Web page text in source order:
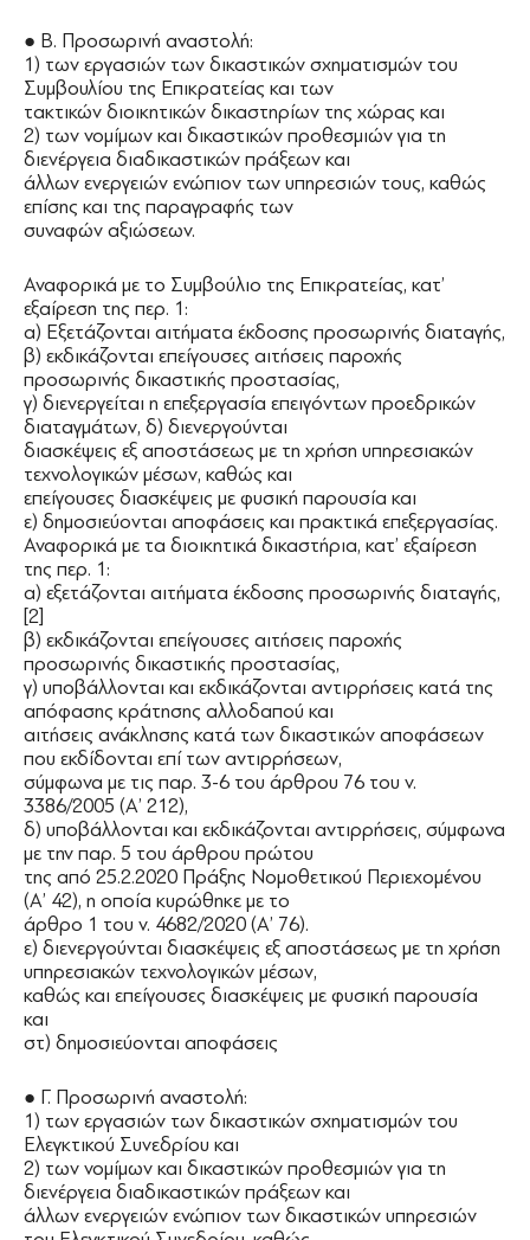
● Β. Προσωρινή αναστολή:
1) των εργασιών των δικαστικών σχηματισμών του
Συμβουλίου της Επικρατείας και των
τακτικών διοικητικών δικαστηρίων της χώρας και
2) των νομίμων και δικαστικών προθεσμιών για τη
διενέργεια διαδικαστικών πράξεων και
άλλων ενεργειών ενώπιον των υπηρεσιών τους, καθώς
επίσης και της παραγραφής των
συναφών αξιώσεων.
Αναφορικά με το Συμβούλιο της Επικρατείας, κατ’
εξαίρεση της περ. 1:
α) Εξετάζονται αιτήματα έκδοσης προσωρινής διαταγής,
β) εκδικάζονται επείγουσες αιτήσεις παροχής
προσωρινής δικαστικής προστασίας,
γ) διενεργείται η επεξεργασία επειγόντων προεδρικών
διαταγμάτων, δ) διενεργούνται
διασκέψεις εξ αποστάσεως με τη χρήση υπηρεσιακών
τεχνολογικών μέσων, καθώς και
επείγουσες διασκέψεις με φυσική παρουσία και
ε) δημοσιεύονται αποφάσεις και πρακτικά επεξεργασίας.
Αναφορικά με τα διοικητικά δικαστήρια, κατ’ εξαίρεση
της περ. 1:
α) εξετάζονται αιτήματα έκδοσης προσωρινής διαταγής,
[2]
β) εκδικάζονται επείγουσες αιτήσεις παροχής
προσωρινής δικαστικής προστασίας,
γ) υποβάλλονται και εκδικάζονται αντιρρήσεις κατά της
απόφασης κράτησης αλλοδαπού και
αιτήσεις ανάκλησης κατά των δικαστικών αποφάσεων
που εκδίδονται επί των αντιρρήσεων,
σύμφωνα με τις παρ. 3-6 του άρθρου 76 του ν.
3386/2005 (Α’ 212),
δ) υποβάλλονται και εκδικάζονται αντιρρήσεις, σύμφωνα
με την παρ. 5 του άρθρου πρώτου
της από 25.2.2020 Πράξης Νομοθετικού Περιεχομένου
(Α’ 42), η οποία κυρώθηκε με το
άρθρο 1 του ν. 4682/2020 (Α’ 76).
ε) διενεργούνται διασκέψεις εξ αποστάσεως με τη χρήση
υπηρεσιακών τεχνολογικών μέσων,
καθώς και επείγουσες διασκέψεις με φυσική παρουσία
και
στ) δημοσιεύονται αποφάσεις
● Γ. Προσωρινή αναστολή:
1) των εργασιών των δικαστικών σχηματισμών του
Ελεγκτικού Συνεδρίου και
2) των νομίμων και δικαστικών προθεσμιών για τη
διενέργεια διαδικαστικών πράξεων και
άλλων ενεργειών ενώπιον των δικαστικών υπηρεσιών